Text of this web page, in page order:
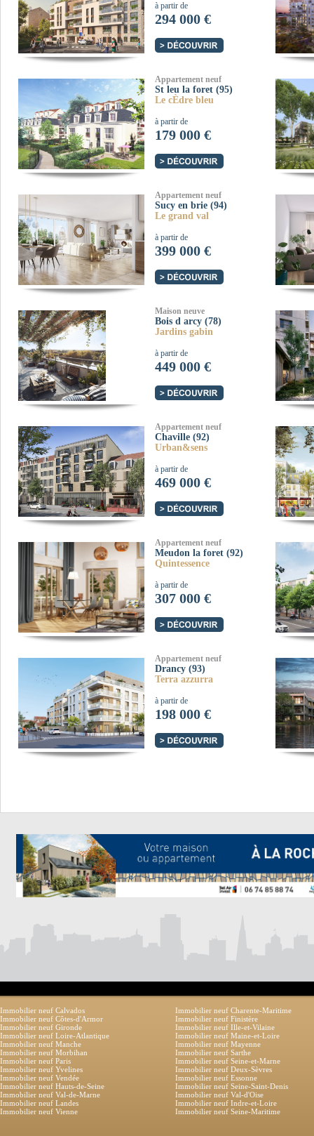
à partir de
294 000 €
Appartement neuf
St leu la foret (95)
Le cÈdre bleu
à partir de
179 000 €
Appartement neuf
Sucy en brie (94)
Le grand val
à partir de
399 000 €
Maison neuve
Bois d arcy (78)
Jardins gabin
à partir de
449 000 €
Appartement neuf
Chaville (92)
Urban&sens
à partir de
469 000 €
Appartement neuf
Meudon la foret (92)
Quintessence
à partir de
307 000 €
Appartement neuf
Drancy (93)
Terra azzurra
à partir de
198 000 €
Immobilier neuf Calvados
Immobilier neuf Charente-Maritime
Immobilier neuf Côtes-d'Armor
Immobilier neuf Finistère
Immobilier neuf Gironde
Immobilier neuf Ille-et-Vilaine
Immobilier neuf Loire-Atlantique
Immobilier neuf Maine-et-Loire
Immobilier neuf Manche
Immobilier neuf Mayenne
Immobilier neuf Morbihan
Immobilier neuf Sarthe
Immobilier neuf Paris
Immobilier neuf Seine-et-Marne
Immobilier neuf Yvelines
Immobilier neuf Deux-Sèvres
Immobilier neuf Vendée
Immobilier neuf Essonne
Immobilier neuf Hauts-de-Seine
Immobilier neuf Seine-Saint-Denis
Immobilier neuf Val-de-Marne
Immobilier neuf Val-d'Oise
Immobilier neuf Landes
Immobilier neuf Indre-et-Loire
Immobilier neuf Vienne
Immobilier neuf Seine-Maritime